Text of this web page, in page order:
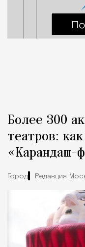
Более 300
театров:
«Карандаш-
Город Редакция